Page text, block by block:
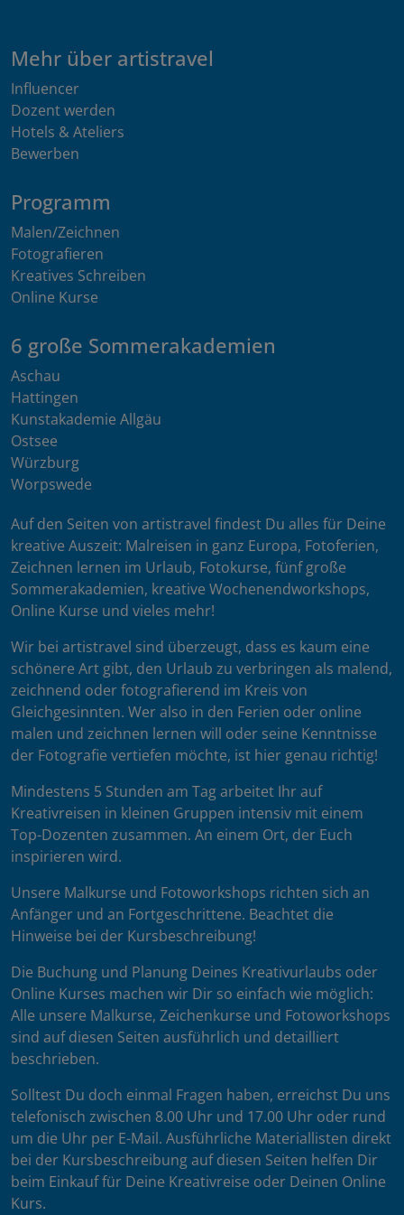
Mehr über artistravel
Influencer
Dozent werden
Hotels & Ateliers
Bewerben
Programm
Malen/Zeichnen
Fotografieren
Kreatives Schreiben
Online Kurse
6 große Sommerakademien
Aschau
Hattingen
Kunstakademie Allgäu
Ostsee
Würzburg
Worpswede
Auf den Seiten von artistravel findest Du alles für Deine
kreative Auszeit: Malreisen in ganz Europa, Fotoferien,
Zeichnen lernen im Urlaub, Fotokurse, fünf große
Sommerakademien, kreative Wochenendworkshops,
Online Kurse und vieles mehr!
Wir bei artistravel sind überzeugt, dass es kaum eine
schönere Art gibt, den Urlaub zu verbringen als malend,
zeichnend oder fotografierend im Kreis von
Gleichgesinnten. Wer also in den Ferien oder online
malen und zeichnen lernen will oder seine Kenntnisse
der Fotografie vertiefen möchte, ist hier genau richtig!
Mindestens 5 Stunden am Tag arbeitet Ihr auf
Kreativreisen in kleinen Gruppen intensiv mit einem
Top-Dozenten zusammen. An einem Ort, der Euch
inspirieren wird.
Unsere Malkurse und Fotoworkshops richten sich an
Anfänger und an Fortgeschrittene. Beachtet die
Hinweise bei der Kursbeschreibung!
Die Buchung und Planung Deines Kreativurlaubs oder
Online Kurses machen wir Dir so einfach wie möglich:
Alle unsere Malkurse, Zeichenkurse und Fotoworkshops
sind auf diesen Seiten ausführlich und detailliert
beschrieben.
Solltest Du doch einmal Fragen haben, erreichst Du uns
telefonisch zwischen 8.00 Uhr und 17.00 Uhr oder rund
um die Uhr per E-Mail. Ausführliche Materiallisten direkt
bei der Kursbeschreibung auf diesen Seiten helfen Dir
beim Einkauf für Deine Kreativreise oder Deinen Online
Kurs.